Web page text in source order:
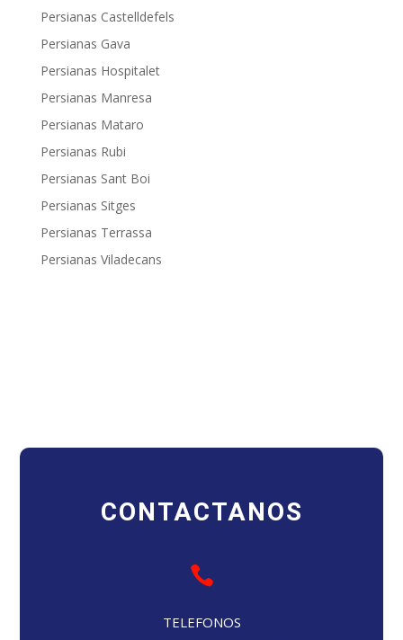
Persianas Castelldefels
Persianas Gava
Persianas Hospitalet
Persianas Manresa
Persianas Mataro
Persianas Rubi
Persianas Sant Boi
Persianas Sitges
Persianas Terrassa
Persianas Viladecans
CONTACTANOS

TELEFONOS